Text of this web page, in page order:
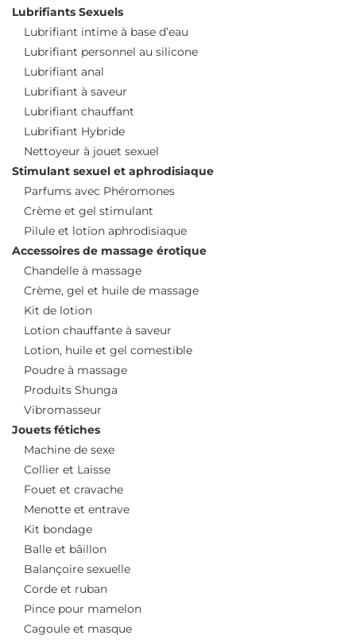
Lubrifiants Sexuels
Lubrifiant intime à base d’eau
Lubrifiant personnel au silicone
Lubrifiant anal
Lubrifiant à saveur
Lubrifiant chauffant
Lubrifiant Hybride
Nettoyeur à jouet sexuel
Stimulant sexuel et aphrodisiaque
Parfums avec Phéromones
Crème et gel stimulant
Pilule et lotion aphrodisiaque
Accessoires de massage érotique
Chandelle à massage
Crème, gel et huile de massage
Kit de lotion
Lotion chauffante à saveur
Lotion, huile et gel comestible
Poudre à massage
Produits Shunga
Vibromasseur
Jouets fétiches
Machine de sexe
Collier et Laisse
Fouet et cravache
Menotte et entrave
Kit bondage
Balle et bâillon
Balançoire sexuelle
Corde et ruban
Pince pour mamelon
Cagoule et masque